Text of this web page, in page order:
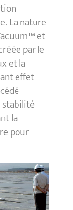
La nature
et
par le
et la
effet
stabilité
la
pour